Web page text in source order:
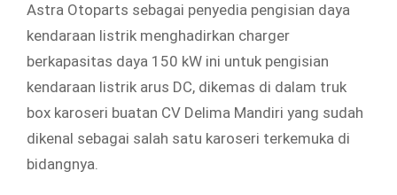
Astra Otoparts sebagai penyedia pengisian daya
kendaraan listrik menghadirkan charger
berkapasitas daya 150 kW ini untuk pengisian
kendaraan listrik arus DC, dikemas di dalam truk
box karoseri buatan CV Delima Mandiri yang sudah
dikenal sebagai salah satu karoseri terkemuka di
bidangnya.